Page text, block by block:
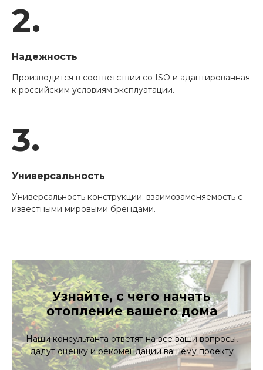
2.
Надежность
Производится в соответствии со ISO и адаптированная
к российским условиям эксплуатации.
3.
Универсальность
Универсальность конструкции: взаимозаменяемость с
известными мировыми брендами.
Узнайте, с чего начать
отопление вашего дома
Наши консультанта ответят на все ваши вопросы,
дадут оценку и рекомендации вашему проекту